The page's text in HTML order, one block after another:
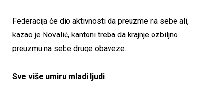
Federacija će dio aktivnosti da preuzme na sebe ali,
kazao je Novalić, kantoni treba da krajnje ozbiljno
preuzmu na sebe druge obaveze.
Sve više umiru mladi ljudi